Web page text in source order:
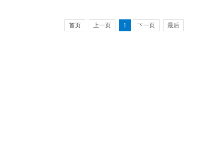
首页 上一页 1 下一页 最后